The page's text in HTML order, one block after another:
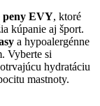
peny EVY, ktoré
kúpanie aj šport.
a hypoalergénne
Vyberte si
hydratáciu
mastnoty.